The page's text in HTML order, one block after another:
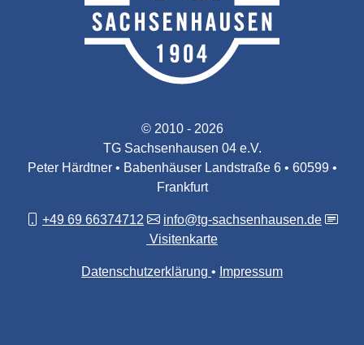
© 2010 - 2026
TG Sachsenhausen 04 e.V.
Peter Härdtner • Babenhäuser Landstraße 6 • 60599 •
Frankfurt
+49 69 66374712
info@tg-sachsenhausen.de
Visitenkarte
Datenschutzerklärung Impressum